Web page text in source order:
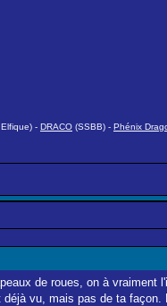
- DRACO (SSBB) - Phénix
de roues, on à vraiment
vu, mais pas de ta